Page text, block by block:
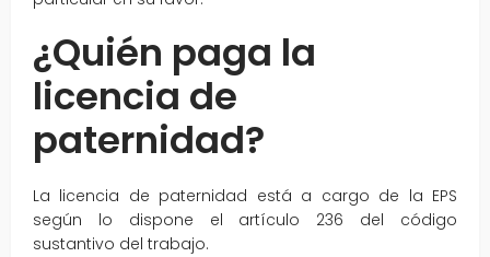
¿Quién paga la
licencia de
paternidad?
La licencia de paternidad está a cargo de la EPS
según lo dispone el artículo 236 del código
sustantivo del trabajo.